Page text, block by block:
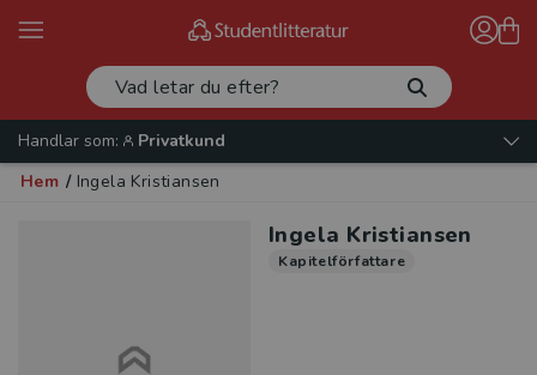
Handlar som:
Privatkund
Hem / Ingela Kristiansen
Ingela Kristiansen
Kapitelförfattare